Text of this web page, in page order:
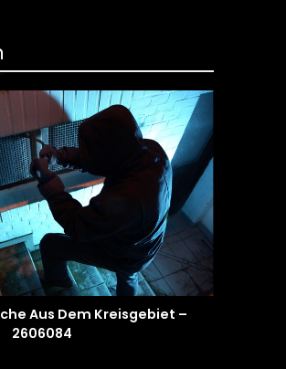
Aus Dem Kreisgebiet –
2606084